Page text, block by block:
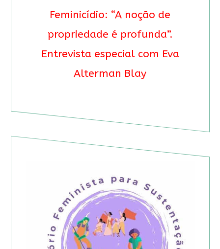
Feminicídio: “A noção de
propriedade é profunda”.
Entrevista especial com Eva
Alterman Blay